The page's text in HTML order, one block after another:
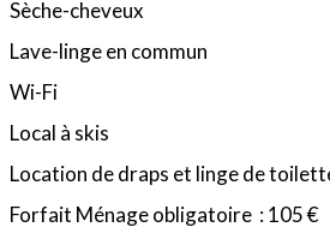
Sèche-cheveux
Lave-linge en commun
Wi-Fi
Local à skis
Location de draps et linge de
Forfait Ménage obligatoire : 105 €